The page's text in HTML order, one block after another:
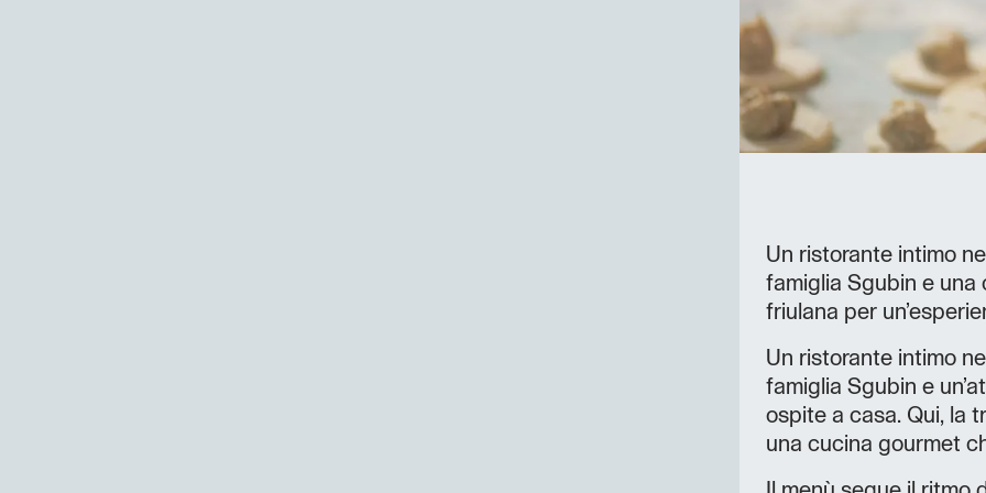
Un ristorante intimo
famiglia Sgubin e
friulana per
Un ristorante intimo
famiglia Sgubin e
ospite a casa. Qui, la
una cucina gourmet